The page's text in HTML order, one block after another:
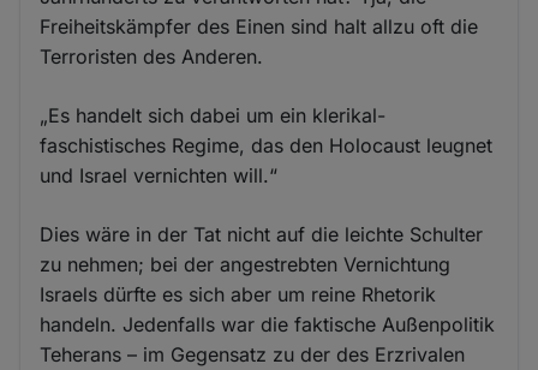
Freiheitskämpfer des Einen sind halt allzu oft die
Terroristen des Anderen.
„Es handelt sich dabei um ein klerikal-
faschistisches Regime, das den Holocaust leugnet
und Israel vernichten will.“
Dies wäre in der Tat nicht auf die leichte Schulter
zu nehmen; bei der angestrebten Vernichtung
Israels dürfte es sich aber um reine Rhetorik
handeln. Jedenfalls war die faktische Außenpolitik
Teherans – im Gegensatz zu der des Erzrivalen